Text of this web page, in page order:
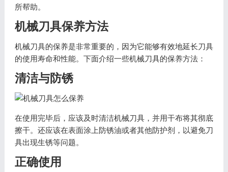
所帮助。
机械刀具保养方法
机械刀具的保养是非常重要的，因为它能够有效地延长刀具
的使用寿命和性能。下面介绍一些机械刀具的保养方法：
清洁与防锈
在使用完毕后，应该及时清洁机械刀具，并用干布将其彻底
擦干。还应该在表面涂上防锈油或者其他防护剂，以避免刀
具出现生锈等问题。
正确使用